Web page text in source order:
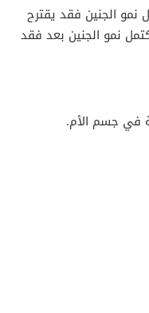
نمو الجنين فقد يقترح
نمو الجنين بعد فقد
في جسم الأم.